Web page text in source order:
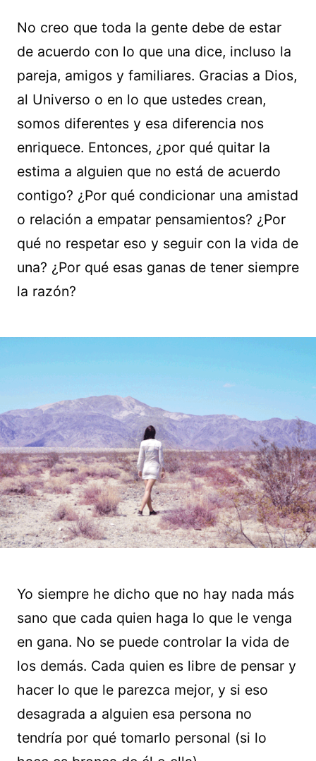
No creo que toda la gente debe de estar
de acuerdo con lo que una dice, incluso la
pareja, amigos y familiares. Gracias a Dios,
al Universo o en lo que ustedes crean,
somos diferentes y esa diferencia nos
enriquece. Entonces, ¿por qué quitar la
estima a alguien que no está de acuerdo
contigo? ¿Por qué condicionar una amistad
o relación a empatar pensamientos? ¿Por
qué no respetar eso y seguir con la vida de
una? ¿Por qué esas ganas de tener siempre
la razón?
Yo siempre he dicho que no hay nada más
sano que cada quien haga lo que le venga
en gana. No se puede controlar la vida de
los demás. Cada quien es libre de pensar y
hacer lo que le parezca mejor, y si eso
desagrada a alguien esa persona no
tendría por qué tomarlo personal (si lo